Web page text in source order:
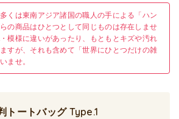
くは東南アジア諸国の職人の手による「ハン
の商品はひとつとして同じものは存在しませ
模様に違いがあったり、もともとキズや汚れ
すが、それも含めて「世界にひとつだけの雑
ませ。
トートバッグ Type.1